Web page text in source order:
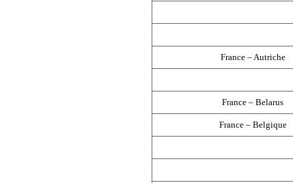
France – Autriche
France – Belarus
France – Belgique